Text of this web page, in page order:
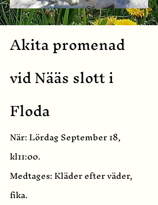
Akita promenad
vid Nääs slott i
Floda
När: Lördag September 18,
kl11:00.
Medtages: Kläder efter väder,
fika.